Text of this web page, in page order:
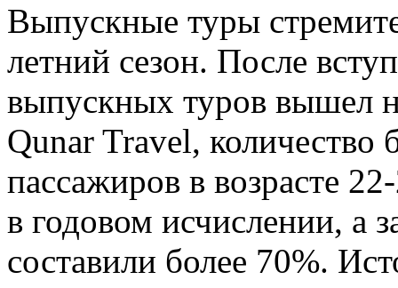
Выпускные туры
летний сезон. После
выпускных туров вышел
Qunar Travel, количество
пассажиров в возрасте
в годовом исчислении, а
составили более 70%.